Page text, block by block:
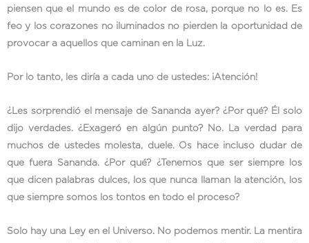
piensen que el mundo es de color de rosa, porque no lo es. Es
feo y los corazones no iluminados no pierden la oportunidad de
provocar a aquellos que caminan en la Luz.
Por lo tanto, les diría a cada uno de ustedes: ¡Atención!
¿Les sorprendió el mensaje de Sananda ayer? ¿Por qué? Él solo
dijo verdades. ¿Exageró en algún punto? No. La verdad para
muchos de ustedes molesta, duele. Os hace incluso dudar de
que fuera Sananda. ¿Por qué? ¿Tenemos que ser siempre los
que dicen palabras dulces, los que nunca llaman la atención, los
que siempre somos los tontos en todo el proceso?
Solo hay una Ley en el Universo. No podemos mentir. La mentira